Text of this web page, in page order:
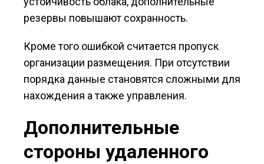
резервы повышают сохранность.
Кроме того ошибкой считается пропуск
организации размещения. При отсутствии
порядка данные становятся сложными для
нахождения а также управления.
Дополнительные
стороны удаленного